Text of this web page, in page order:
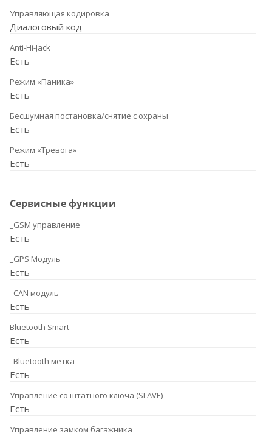
Управляющая кодировка
Диалоговый код
Anti-Hi-Jack
Есть
Режим «Паника»
Есть
Бесшумная постановка/снятие с охраны
Есть
Режим «Тревога»
Есть
Сервисные функции
_GSM управление
Есть
_GPS Модуль
Есть
_CAN модуль
Есть
Bluetooth Smart
Есть
_Bluetooth метка
Есть
Управление со штатного ключа (SLAVE)
Есть
Управление замком багажника